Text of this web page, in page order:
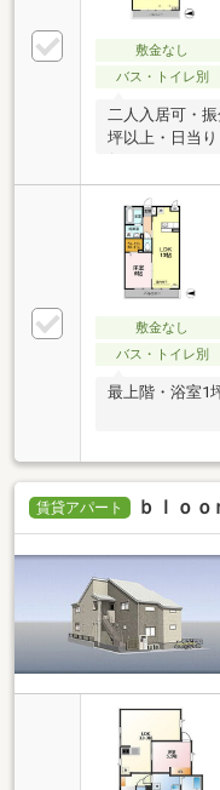
敷金なし
バス・トイレ別
二人入居可・
坪以上・日当
敷金なし
バス・トイレ別
最上階・浴室1
賃貸アパート ｂｌｏ